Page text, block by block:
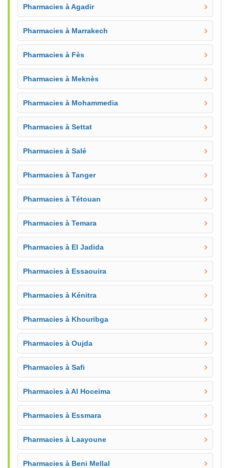
Pharmacies à Agadir
Pharmacies à Marrakech
Pharmacies à Fès
Pharmacies à Meknès
Pharmacies à Mohammedia
Pharmacies à Settat
Pharmacies à Salé
Pharmacies à Tanger
Pharmacies à Tétouan
Pharmacies à Temara
Pharmacies à El Jadida
Pharmacies à Essaouira
Pharmacies à Kénitra
Pharmacies à Khouribga
Pharmacies à Oujda
Pharmacies à Safi
Pharmacies à Al Hoceima
Pharmacies à Essmara
Pharmacies à Laayoune
Pharmacies à Beni Mellal